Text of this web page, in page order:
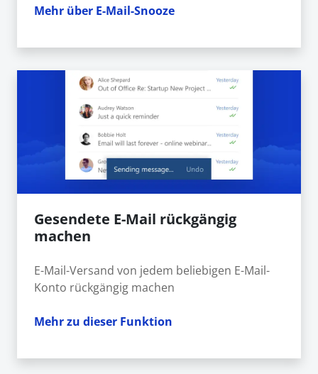
Mehr über E-Mail-Snooze
Gesendete E-Mail rückgängig
machen
E-Mail-Versand von jedem beliebigen E-Mail-
Konto rückgängig machen
Mehr zu dieser Funktion